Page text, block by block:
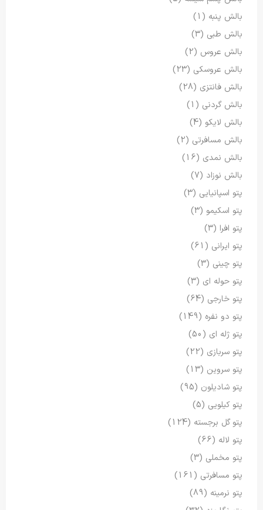
بالش پنبه (1)
بالش طبی (3)
بالش عروس (2)
بالش عروسکی (23)
بالش فانتزی (28)
بالش گردنی (1)
بالش لایکو (4)
بالش مسافرتی (2)
بالش نمدی (16)
بالش نوزاد (7)
پتو اسپانیایی (3)
پتو اسکیمو (3)
پتو افرا (3)
پتو ایرانی (61)
پتو چینی (3)
پتو حوله ای (3)
پتو خارجی (64)
پتو دو نفره (149)
پتو ژله ای (50)
پتو سربازی (22)
پتو سروین (13)
پتو شادیلون (95)
پتو کیلویی (5)
پتو گل برجسته (124)
پتو لاله (66)
پتو مخملی (3)
پتو مسافرتی (161)
پتو نرمینه (89)